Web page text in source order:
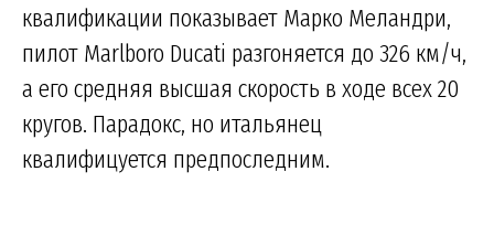
квалификации показывает Марко Меландри,
пилот Marlboro Ducati разгоняется до 326 км/ч,
а его средняя высшая скорость в ходе всех 20
кругов. Парадокс, но итальянец
квалифицуется предпоследним.